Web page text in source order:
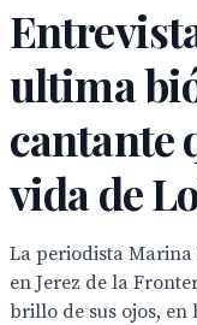
ultima
cantante
vida de
La periodista Marina
en Jerez de la
brillo de sus ojos, en